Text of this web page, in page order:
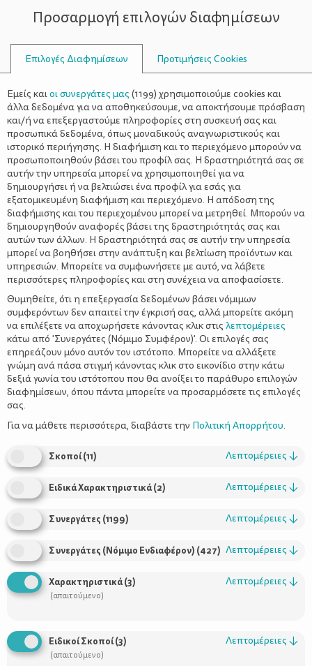
ΣΥΜΒΟΥΛΟΙ
ΌΛΑ ΓΙΑ ΤΗ ΜΑΜΆ>WELLNESS
Τι μαλλιά μου ταιριάζουν – Το
κατάλληλο κούρεμα ανά σχήμα
προσώπου
Οι ειδικοί επί θεμάτων ομορφιάς υποστηρίζουν ότι για μία
Με το κατάλληλο κούρεμα το πρόσωπό σας μπορεί πραγματικά
να μεταμορφωθεί, να τονίσει τα θετικά σημεία και να κρύψει τις
ατέλειες, να σας αδυνατίσει ή να κάνει το λαιμό σας να φαίνεται
πιο μακρύς.
Πώς θα ξέρετε όμως, ποιό είναι το πιο κολακευτικό κούρεμα για
Προσαρμογή επιλογών διαφημίσεων
Επιλογές Διαφημίσεων Προτιμήσεις Cookies
Εμείς καιοι συνεργάτες μας (1199) χρησιμοποιούμε cookies και
άλλα δεδομένα για να αποθηκεύσουμε, να αποκτήσουμε πρόσβαση
και/ή να επεξεργαστούμε πληροφορίες στη συσκευή σας και
προσωπικά δεδομένα, όπως μοναδικούς αναγνωριστικούς και
ιστορικό περιήγησης. Η διαφήμιση και το περιεχόμενο μπορούν να
προσωποποιηθούν βάσει του προφίλ σας. Η δραστηριότητά σας σε
αυτήν την υπηρεσία μπορεί να χρησιμοποιηθεί για να
δημιουργήσει ή να βελτιώσει ένα προφίλ για εσάς για
εξατομικευμένη διαφήμιση και περιεχόμενο. Η απόδοση της
διαφήμισης και του περιεχομένου μπορεί να μετρηθεί. Μπορούν να
δημιουργηθούν αναφορές βάσει της δραστηριότητάς σας και
αυτών των άλλων. Η δραστηριότητά σας σε αυτήν την υπηρεσία
μπορεί να βοηθήσει στην ανάπτυξη και βελτίωση προϊόντων και
υπηρεσιών. Μπορείτε να συμφωνήσετε με αυτό, να λάβετε
περισσότερες πληροφορίες και στη συνέχεια να αποφασίσετε.
Θυμηθείτε, ότι η επεξεργασία δεδομένων βάσει νόμιμων
συμφερόντων δεν απαιτεί την έγκρισή σας, αλλά μπορείτε ακόμη
να επιλέξετε να αποχωρήσετε κάνοντας κλικ στις λεπτομέρειες
κάτω από 'Συνεργάτες (Νόμιμο Συμφέρον)'. Οι επιλογές σας
επηρεάζουν μόνο αυτόν τον ιστότοπο. Μπορείτε να αλλάξετε
γνώμη ανά πάσα στιγμή κάνοντας κλικ στο εικονίδιο στην κάτω
δεξιά γωνία του ιστότοπου που θα ανοίξει το παράθυρο επιλογών
διαφημίσεων, όπου πάντα μπορείτε να προσαρμόσετε τις επιλογές
σας.
Για να μάθετε περισσότερα, διαβάστε την Πολιτική Απορρήτου.
Σκοποί(11) Λεπτομέρειες ↓
Ειδικά Χαρακτηριστικά(2) Λεπτομέρειες ↓
Συνεργάτες (1199) Λεπτομέρειες ↓
Συνεργάτες (Νόμιμο Ενδιαφέρον) (427) Λεπτομέρειες ↓
Χαρακτηριστικά(3)
(απαιτούμενο)
Λεπτομέρειες ↓
Ειδικοί Σκοποί(3)
(απαιτούμενο)
Λεπτομέρειες ↓